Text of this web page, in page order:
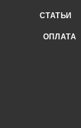
СТАТЬИ
ОПЛАТА